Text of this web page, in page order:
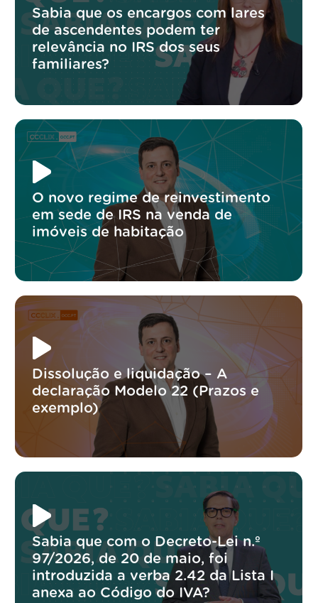
Sabia que os encargos com lares
de ascendentes podem ter
relevância no IRS dos seus
familiares?
O novo regime de reinvestimento
em sede de IRS na venda de
imóveis de habitação
Dissolução e liquidação – A
declaração Modelo 22 (Prazos e
exemplo)
Sabia que com o Decreto-Lei n.º
97/2026, de 20 de maio, foi
introduzida a verba 2.42 da Lista I
anexa ao Código do IVA?